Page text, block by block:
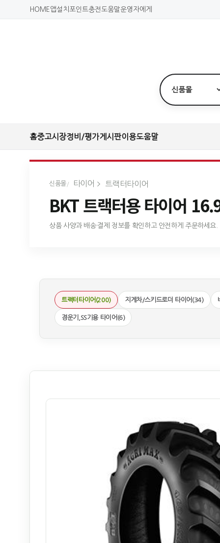
HOME 앱설치 포인트충전도움말운영자에게
홈중고시장정비/평가게시판이용도움말
신품몰 타이어 트랙터타이어
BKT 트랙터용 타이어
상품 사양과 배송·결제 정보를 확인하고 안전하게 주문하세요.
트랙터타이어(200) 지게차/스키드로더 타이어(34)
경운기,SS기용 타이어(6)